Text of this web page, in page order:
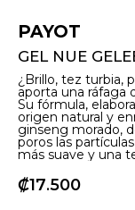
PAYOT
GEL NUE
¿Brillo, tez turbia,
aporta una ráfaga
Su fórmula,
origen natural y
ginseng morado,
poros las
más suave y una
₡17 500